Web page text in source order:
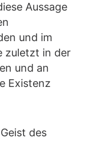
Aussage
und im
zuletzt in der
und an
Existenz
des